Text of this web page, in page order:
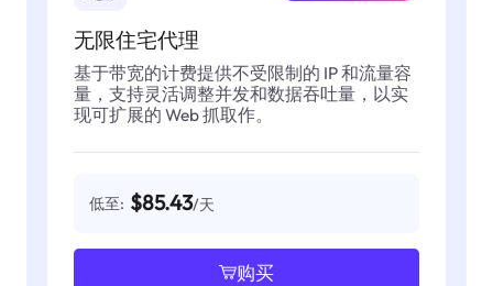
无限住宅代理
基于带宽的计费提供不受限制的 IP 和流量容
量，支持灵活调整并发和数据吞吐量，以实
现可扩展的 Web 抓取作。
低至: $85.43/天
购买